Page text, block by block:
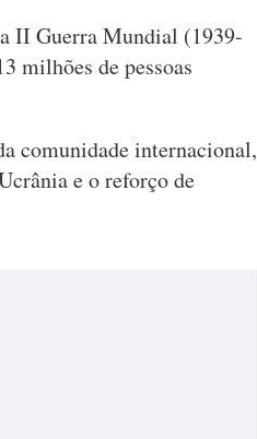
II Guerra Mundial (1939-
milhões de pessoas
comunidade internacional,
e o reforço de